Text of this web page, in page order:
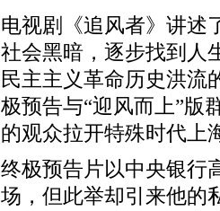
电视剧《追风者》讲述
社会黑暗，逐步找到人
民主主义革命历史洪流
极预告与“迎风而上”版
的观众拉开特殊时代上
终极预告片以中央银行
场，但此举却引来他的